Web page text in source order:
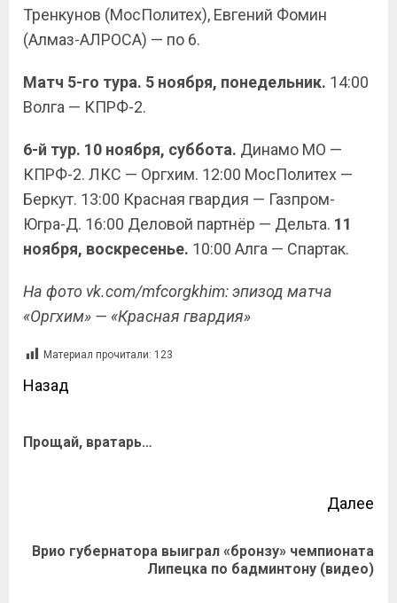
Тренкунов (МосПолитех), Евгений Фомин
(Алмаз-АЛРОСА) — по 6.
Матч 5-го тура. 5 ноября, понедельник. 14:00
Волга — КПРФ-2.
6-й тур. 10 ноября, суббота. Динамо МО —
КПРФ-2. ЛКС — Оргхим. 12:00 МосПолитех —
Беркут. 13:00 Красная гвардия — Газпром-
Югра-Д. 16:00 Деловой партнёр — Дельта. 11
ноября, воскресенье. 10:00 Алга — Спартак.
На фото vk.com/mfcorgkhim: эпизод матча
«Оргхим» — «Красная гвардия»
Материал прочитали: 123
Назад
Прощай, вратарь…
Далее
Врио губернатора выиграл «бронзу» чемпионата
Липецка по бадминтону (видео)